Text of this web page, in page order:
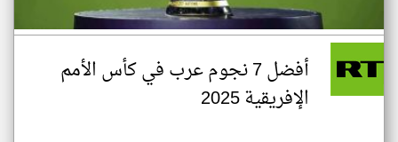
أفضل 7 نجوم عرب في كأس الأمم
الإفريقية 2025